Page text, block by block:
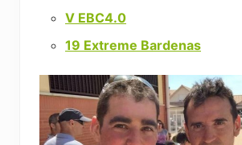
V EBC4.0
19 Extreme Bardenas